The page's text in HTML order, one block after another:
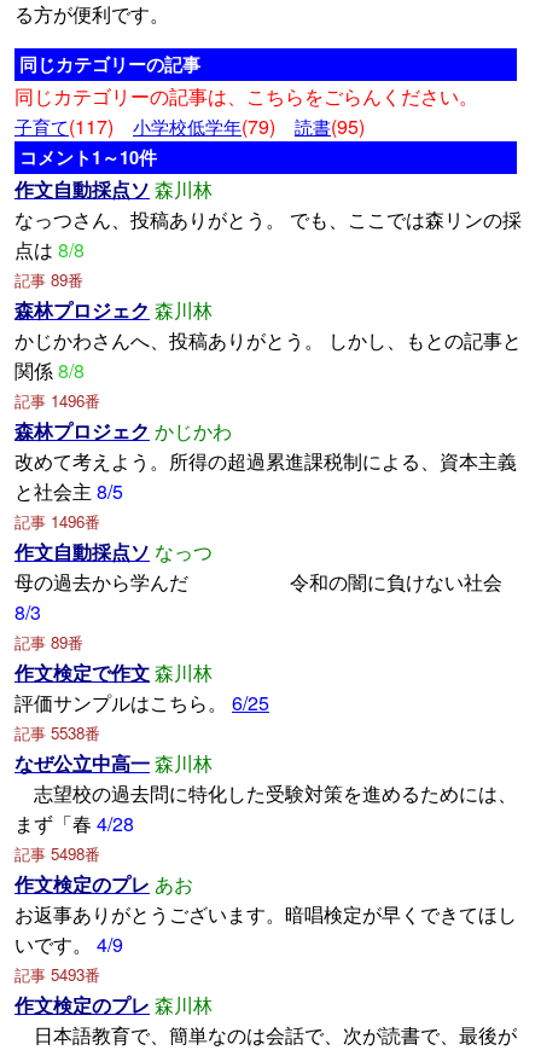
る方が便利です。
同じカテゴリーの記事
同じカテゴリーの記事は、こちらをごらんください。
子育て(117) 小学校低学年(79) 読書(95)
コメント1～10件
作文自動採点ソ 森川林
なっつさん、投稿ありがとう。 でも、ここでは森リンの採
点は 8/8
記事 89番
森林プロジェク 森川林
かじかわさんへ、投稿ありがとう。 しかし、もとの記事と
関係8/8
記事 1496番
森林プロジェク かじかわ
改めて考えよう。所得の超過累進課税制による、資本主義
と社会主 8/5
記事 1496番
作文自動採点ソ なっつ
母の過去から学んだ 令和の闇に負けない社会
8/3
記事 89番
作文検定で作文森川林
評価サンプルはこちら。 6/25
記事 5538番
なぜ公立中高一森川林
志望校の過去問に特化した受験対策を進めるためには、
まず「春 4/28
記事 5498番
作文検定のプレ あお
お返事ありがとうございます。暗唱検定が早くできてほし
いです。
4/9
記事 5493番
作文検定のプレ 森川林
日本語教育で、簡単なのは会話で、次が読書で、最後が